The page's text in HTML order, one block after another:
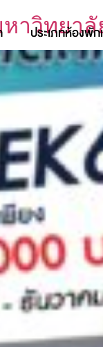
ประเภทห้องพัก
าวิทยาลั